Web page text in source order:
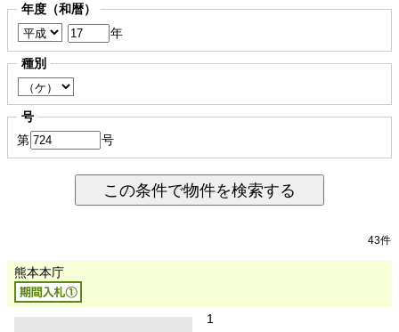
年度（和暦）
年
種別
号
第
号
この条件で物件を検索する
43件
熊本本庁
1